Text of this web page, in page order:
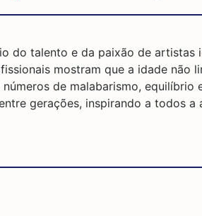
do talento e da paixão de artistas
mostram que a idade não
de malabarismo, equilíbrio
gerações, inspirando a todos a